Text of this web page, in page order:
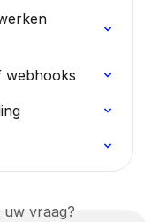
webhooks
vraag?